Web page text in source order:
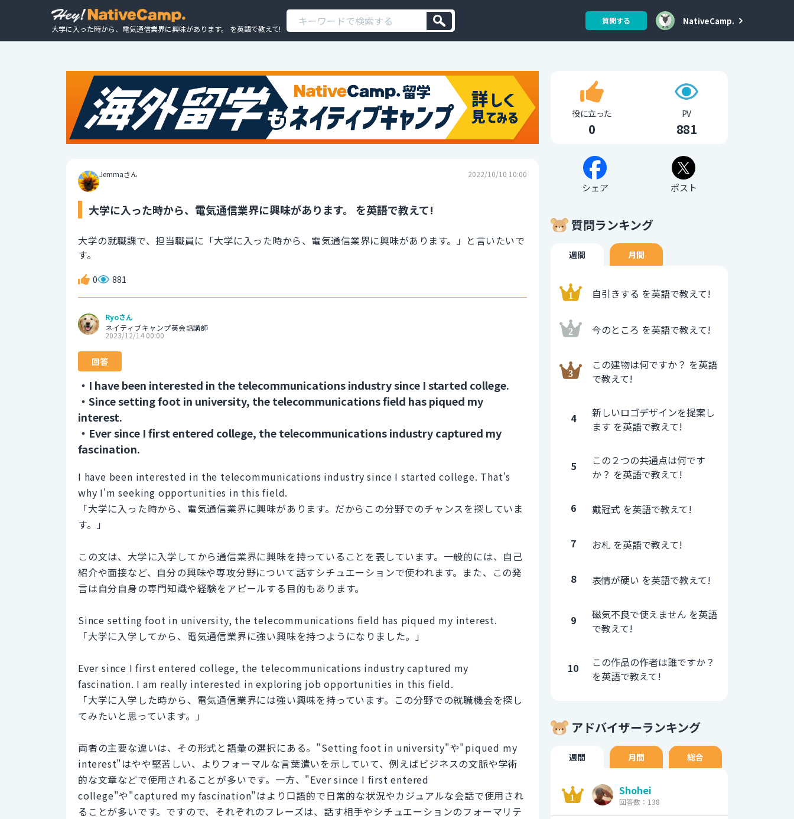
大学に入った時から、電気通信業界に興味があります。 を英語で教えて!
質問する NativeCamp.
Jemmaさん 2022/10/10 10:00
大学に入った時から、電気通信業界に興味があります。 を英語で教えて!
大学の就職課で、担当職員に「大学に入った時から、電気通信業界に興味があります。」と言いたいで
す。
0 881
Ryoさん
ネイティブキャンプ英会話講師
2023/12/14 00:00
回答
・I have been interested in the telecommunications industry since I started college.
・Since setting foot in university, the telecommunications field has piqued my
interest.
・Ever since I first entered college, the telecommunications industry captured my
fascination.
I have been interested in the telecommunications industry since I started college. That's
why I'm seeking opportunities in this field.
「大学に入った時から、電気通信業界に興味があります。だからこの分野でのチャンスを探していま
す。」
この文は、大学に入学してから通信業界に興味を持っていることを表しています。一般的には、自己
紹介や面接など、自分の興味や専攻分野について話すシチュエーションで使われます。また、この発
言は自分自身の専門知識や経験をアピールする目的もあります。
Since setting foot in university, the telecommunications field has piqued my interest.
「大学に入学してから、電気通信業界に強い興味を持つようになりました。」
Ever since I first entered college, the telecommunications industry captured my
fascination. I am really interested in exploring job opportunities in this field.
「大学に入学した時から、電気通信業界には強い興味を持っています。この分野での就職機会を探し
てみたいと思っています。」
両者の主要な違いは、その形式と語彙の選択にある。"Setting foot in university"や"piqued my
interest"はやや堅苦しい、よりフォーマルな言葉遣いを示していて、例えばビジネスの文脈や学術
的な文章などで使用されることが多いです。一方、"Ever since I first entered
college"や"captured my fascination"はより口語的で日常的な状況やカジュアルな会話で使用され
ることが多いです。ですので、それぞれのフレーズは、話す相手やシチュエーションのフォーマリテ
役に立った
0
PV
881
シェア ポスト
質問ランキング
週間 月間
自引きする を英語で教えて!
今のところ を英語で教えて!
この建物は何ですか？ を英語
で教えて!
4
新しいロゴデザインを提案し
ます を英語で教えて!
5
この２つの共通点は何です
か？ を英語で教えて!
6 戴冠式 を英語で教えて!
7 お札 を英語で教えて!
8 表情が硬い を英語で教えて!
9
磁気不良で使えません を英語
で教えて!
10
この作品の作者は誰ですか？
を英語で教えて!
アドバイザーランキング
週間 月間 総合
Shohei
回答数：138